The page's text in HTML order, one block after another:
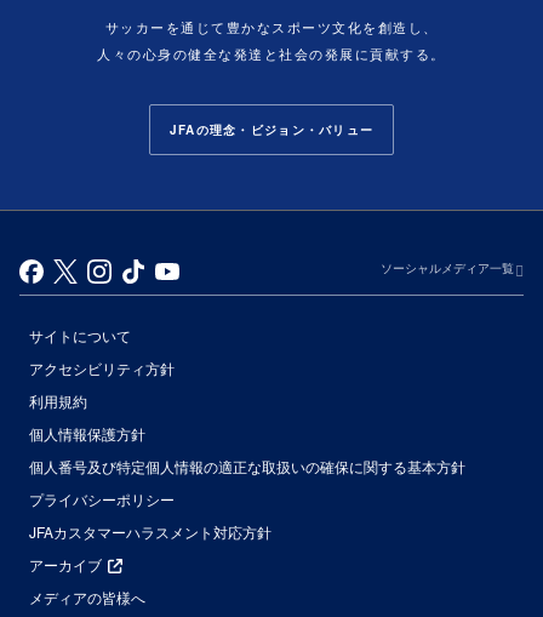
サッカーを通じて豊かなスポーツ文化を創造し、
人々の心身の健全な発達と社会の発展に貢献する。
JFAの理念・ビジョン・バリュー
ソーシャルメディア一覧
サイトについて
アクセシビリティ方針
利用規約
個人情報保護方針
個人番号及び特定個人情報の適正な取扱いの確保に関する基本方針
プライバシーポリシー
JFAカスタマーハラスメント対応方針
アーカイブ
メディアの皆様へ